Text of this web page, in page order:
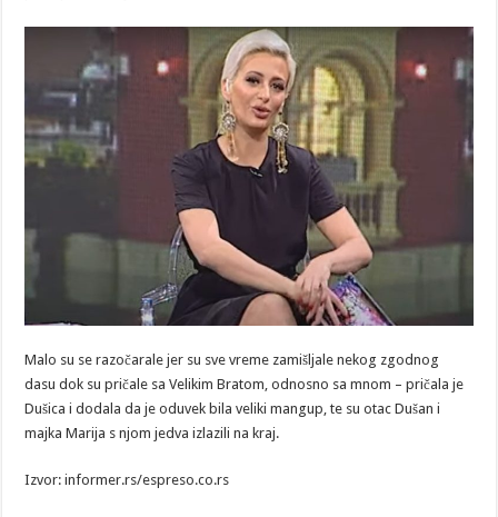
Malo su se razočarale jer su sve vreme zamišljale nekog zgodnog
dasu dok su pričale sa Velikim Bratom, odnosno sa mnom – pričala je
Dušica i dodala da je oduvek bila veliki mangup, te su otac Dušan i
majka Marija s njom jedva izlazili na kraj.
Izvor: informer.rs/espreso.co.rs